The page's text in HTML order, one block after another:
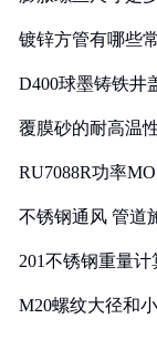
镀锌方管有哪些
D400球墨铸铁井
覆膜砂的耐高温
RU7088R功率
不锈钢通风 管道
201不锈钢重量
M20螺纹大径和